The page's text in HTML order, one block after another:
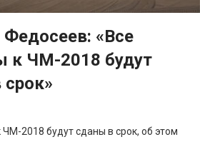
«Все
к ЧМ-2018 будут
ЧМ-2018 будут сданы в срок, об этом